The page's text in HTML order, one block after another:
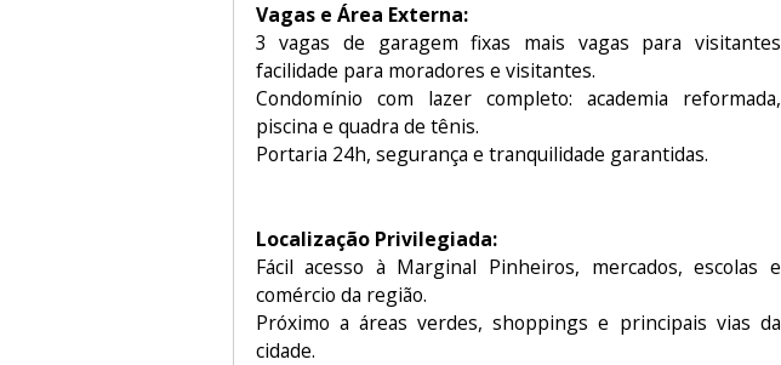
Vagas e Área Externa:
3 vagas de garagem fixas mais vagas para visitantes
facilidade para moradores e visitantes.
Condomínio com lazer completo: academia reformada,
piscina e quadra de tênis.
Portaria 24h, segurança e tranquilidade garantidas.
Localização Privilegiada:
Fácil acesso à Marginal Pinheiros, mercados, escolas e
comércio da região.
Próximo a áreas verdes, shoppings e principais vias da
cidade.